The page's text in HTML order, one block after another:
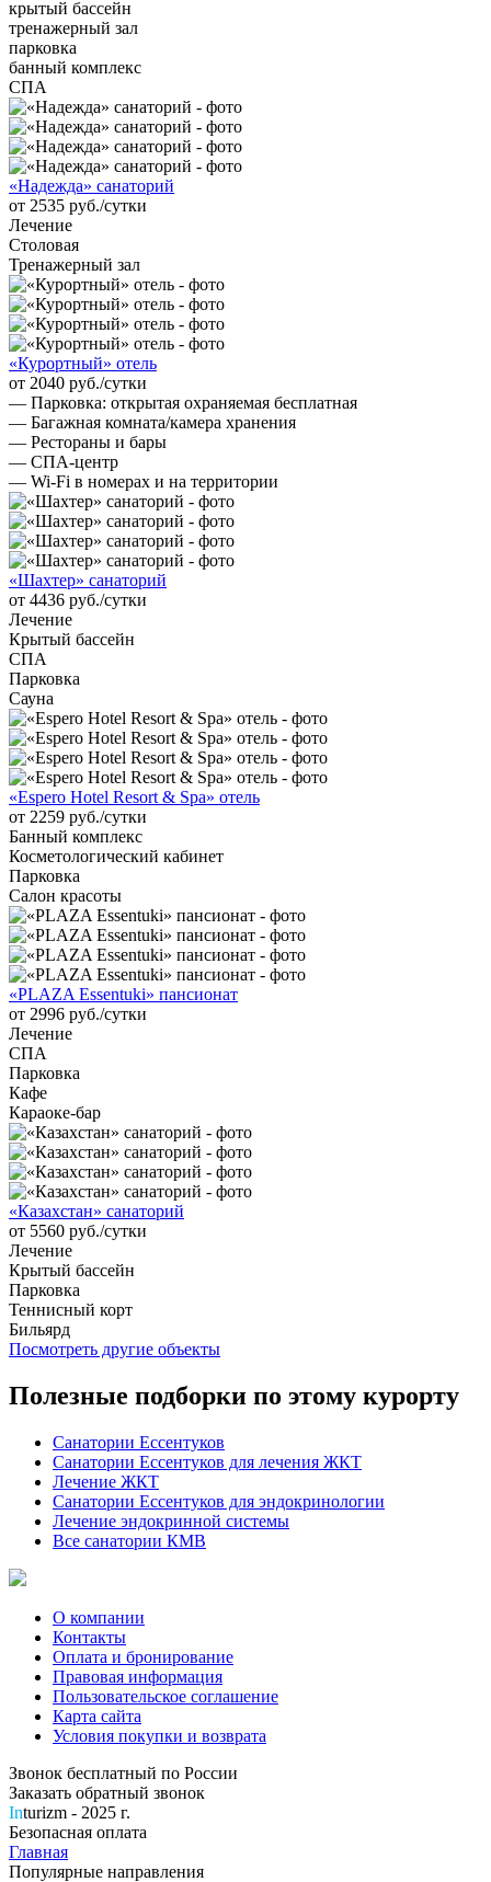
крытый бассейн
тренажерный зал
парковка
банный комплекс
СПА
«Надежда» санаторий
от 2535 руб./сутки
Лечение
Столовая
Тренажерный зал
«Курортный» отель
от 2040 руб./сутки
— Парковка: открытая охраняемая бесплатная
— Багажная комната/камера хранения
— Рестораны и бары
— СПА-центр
— Wi-Fi в номерах и на территории
«Шахтер» санаторий
от 4436 руб./сутки
Лечение
Крытый бассейн
СПА
Парковка
Сауна
«Espero Hotel Resort & Spa» отель
от 2259 руб./сутки
Банный комплекс
Косметологический кабинет
Парковка
Салон красоты
«PLAZA Essentuki» пансионат
от 2996 руб./сутки
Лечение
СПА
Парковка
Кафе
Караоке-бар
«Казахстан» санаторий
от 5560 руб./сутки
Лечение
Крытый бассейн
Парковка
Теннисный корт
Бильярд
Посмотреть другие объекты
Полезные подборки по этому курорту
Санатории Ессентуков
Санатории Ессентуков для лечения ЖКТ
Лечение ЖКТ
Санатории Ессентуков для эндокринологии
Лечение эндокринной системы
Все санатории КМВ
О компании
Контакты
Оплата и бронирование
Правовая информация
Пользовательское соглашение
Карта сайта
Условия покупки и возврата
Звонок бесплатный по России
Заказать обратный звонок
Inturizm - 2025 г.
Безопасная оплата
Главная
Популярные направления